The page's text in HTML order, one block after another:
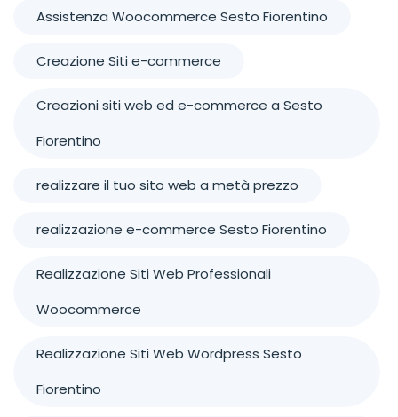
Assistenza Woocommerce Sesto Fiorentino
Creazione Siti e-commerce
Creazioni siti web ed e-commerce a Sesto
Fiorentino
realizzare il tuo sito web a metà prezzo
realizzazione e-commerce Sesto Fiorentino
Realizzazione Siti Web Professionali
Woocommerce
Realizzazione Siti Web Wordpress Sesto
Fiorentino